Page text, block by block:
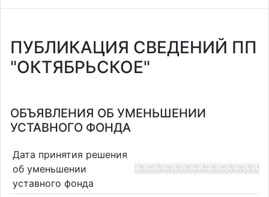
ПУБЛИКАЦИЯ СВЕДЕНИЙ ПП
"ОКТЯБРЬСКОЕ"
ОБЪЯВЛЕНИЯ ОБ УМЕНЬШЕНИИ
УСТАВНОГО ФОНДА
Дата принятия решения
об уменьшении
уставного фонда